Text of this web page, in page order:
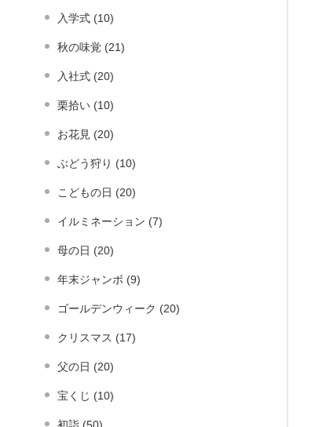
入学式 (10)
秋の味覚 (21)
入社式 (20)
栗拾い (10)
お花見 (20)
ぶどう狩り (10)
こどもの日 (20)
イルミネーション (7)
母の日 (20)
年末ジャンボ (9)
ゴールデンウィーク (20)
クリスマス (17)
父の日 (20)
宝くじ (10)